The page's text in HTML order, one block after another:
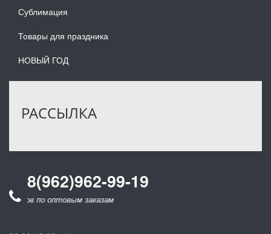
Сублимация
Товары для праздника
НОВЫЙ ГОД
РАССЫЛКА
8(962)962-99-19
по оптовым заказам